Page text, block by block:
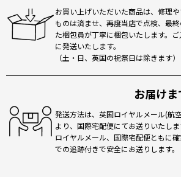
お買い上げいただいた商品は、修理
ものは済ませ、再度当店で点検、最
た梱包員が丁寧に梱包いたします。
に発送いたします。
（土・日、英国の祝祭日は除きます）
お届けま
発送方法は、英国ロイヤルメール(航
より、国際宅配便にてお送りいたしま
ロイヤルメール、国際宅配便ともに
での追跡付きで安全にお送りします。